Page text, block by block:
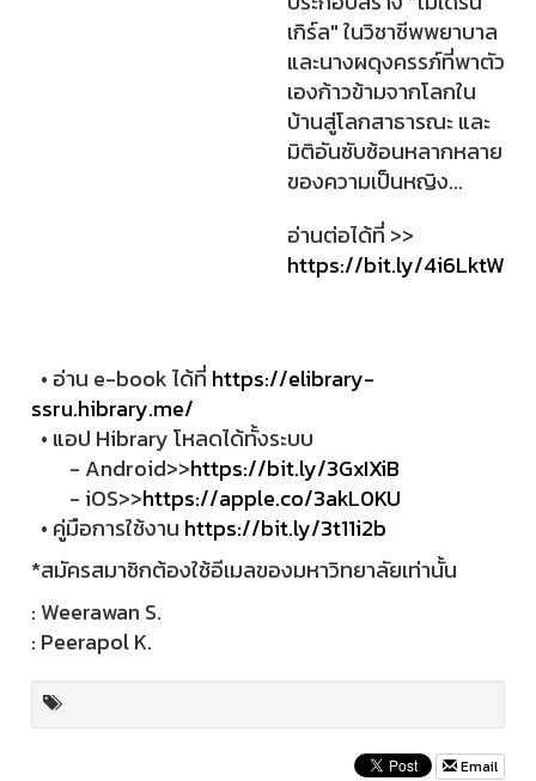
เกิร์ล" ในวิชาชีพพยาบาล
และนางผดุงครรภ์ที่พาตัว
เองก้าวข้ามจากโลกใน
บ้านสู่โลกสาธารณะ และ
มิติอันซับซ้อนหลากหลาย
ของความเป็นหญิง...
อ่านต่อได้ที่ >>
https://bit.ly/4i6LktW
• อ่าน e-book ได้ที่ https://elibrary-
ssru.hibrary.me/
• แอป Hibrary โหลดได้ทั้งระบบ
- Android>>https://bit.ly/3GxIXiB
- iOS>>https://apple.co/3akL0KU
• คู่มือการใช้งาน https://bit.ly/3t11i2b
*สมัครสมาชิกต้องใช้อีเมลของมหาวิทยาลัยเท่านั้น
: Weerawan S.
: Peerapol K.
Email